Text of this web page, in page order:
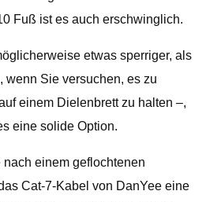
Fuß ist es auch erschwinglich.
etwas sperriger, als
wenn Sie versuchen, es zu
einem Dielenbrett zu halten –,
eine solide Option.
einem geflochtenen
Cat-7-Kabel von DanYee eine